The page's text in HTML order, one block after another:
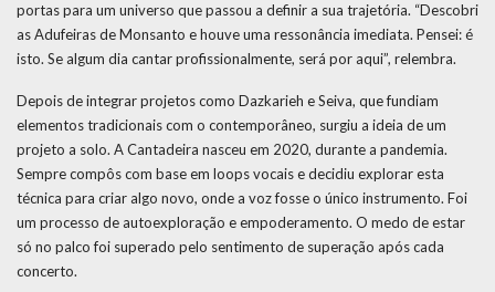
portas para um universo que passou a definir a sua trajetória. “Descobri
as Adufeiras de Monsanto e houve uma ressonância imediata. Pensei: é
isto. Se algum dia cantar profissionalmente, será por aqui”, relembra.
Depois de integrar projetos como Dazkarieh e Seiva, que fundiam
elementos tradicionais com o contemporâneo, surgiu a ideia de um
projeto a solo. A Cantadeira nasceu em 2020, durante a pandemia.
Sempre compôs com base em loops vocais e decidiu explorar esta
técnica para criar algo novo, onde a voz fosse o único instrumento. Foi
um processo de autoexploração e empoderamento. O medo de estar
só no palco foi superado pelo sentimento de superação após cada
concerto.